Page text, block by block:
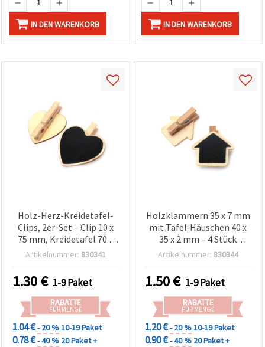
IN DEN WARENKORB IN DEN WARENKORB
Holz-Herz-Kreidetafel-
Clips, 2er-Set – Clip 10 x
75 mm, Kreidetafel 70 x
66 mm – Naturholz und
Wiederverwendbare Mini-
Klemmschilder für
Hochzeit, Party,
Geschenke, DIY, Basteln
Artikelnummer: 830341
1.30€ 1-9 Paket
RABATTE
FÜR MENGE
1.04 €- 20 %10-19 Paket
0.78 €- 40 % 20 Paket +
Holzklammern 35 x 7 mm
mit Tafel‑Häuschen 40 x
35 x 2 mm – 4 Stück
(Basteln, DIY, Deko)
Artikelnummer: 830344
1.50€ 1-9 Paket
RABATTE
FÜR MENGE
1.20 €- 20 %10-19 Paket
0.90 €- 40 % 20 Paket +